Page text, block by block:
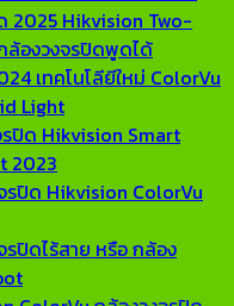
2025 Hikvision Two-
ล้องวงจรปิดพูดได้
เทคโนโลียีใหม่ ColorVu
Light
รปิด Hikvision Smart
2023
รปิด Hikvision ColorVu
รปิดไร้สาย หรือ กล้อง